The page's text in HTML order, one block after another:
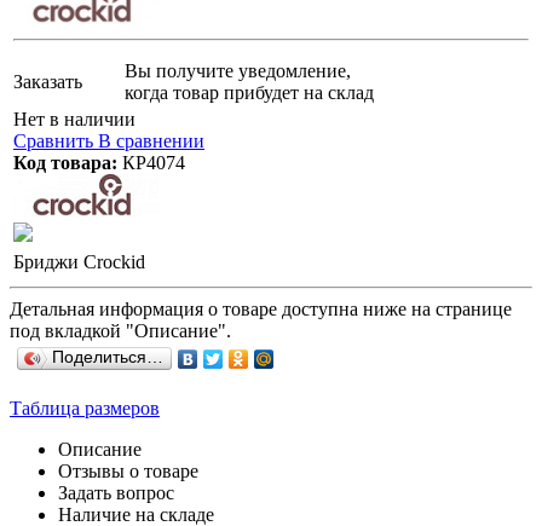
Заказать
Вы получите уведомление,
когда товар прибудет на склад
Нет в наличии
Сравнить В сравнении
Код товара: КР4074
Бриджи Crockid
Детальная информация о товаре доступна ниже на странице
под вкладкой "Описание".
Поделиться…
Таблица размеров
Описание
Отзывы о товаре
Задать вопрос
Наличие на складе